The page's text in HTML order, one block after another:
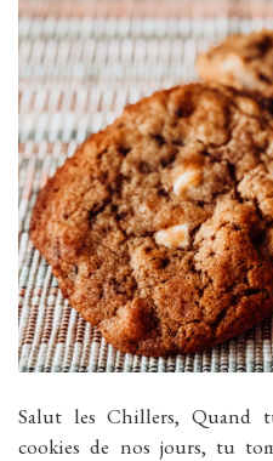
Salut les Chillers, Quand
cookies de nos jours, tu